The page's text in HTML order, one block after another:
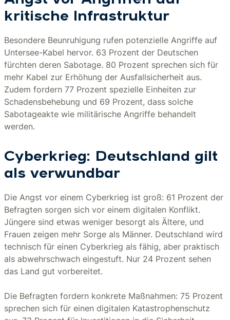
kritische Infrastruktur
Besondere Beunruhigung rufen potenzielle Angriffe auf
Untersee-Kabel hervor. 63 Prozent der Deutschen
fürchten deren Sabotage. 80 Prozent sprechen sich für
mehr Kabel zur Erhöhung der Ausfallsicherheit aus.
Zudem fordern 77 Prozent spezielle Einheiten zur
Schadensbehebung und 69 Prozent, dass solche
Sabotageakte wie militärische Angriffe behandelt
werden.
Cyberkrieg: Deutschland gilt
als verwundbar
Die Angst vor einem Cyberkrieg ist groß: 61 Prozent der
Befragten sorgen sich vor einem digitalen Konflikt.
Jüngere sind etwas weniger besorgt als Ältere, und
Frauen zeigen mehr Sorge als Männer. Deutschland wird
technisch für einen Cyberkrieg als fähig, aber praktisch
als abwehrschwach eingestuft. Nur 24 Prozent sehen
das Land gut vorbereitet.
Die Befragten fordern konkrete Maßnahmen: 75 Prozent
sprechen sich für einen digitalen Katastrophenschutz